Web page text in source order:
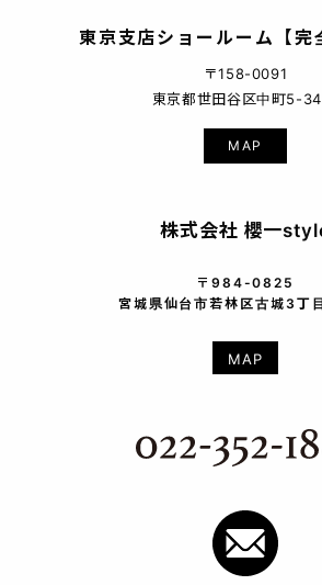
東京支店ショールーム【完
〒158-0091
東京都世田谷区中町5-
MAP
株式会社 櫻一
〒984-0825
宮城県仙台市若林区古城3丁
MAP